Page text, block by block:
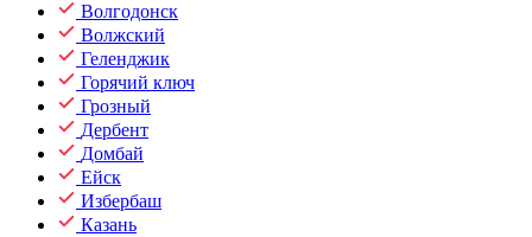
Волгодонск
Волжский
Геленджик
Горячий ключ
Грозный
Дербент
Домбай
Ейск
Избербаш
Казань